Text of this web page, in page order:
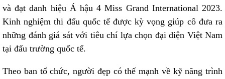
và đạt danh hiệu Á hậu 4 Miss Grand International 2023.
Kinh nghiệm thi đấu quốc tế được kỳ vọng giúp cô đưa ra
những đánh giá sát với tiêu chí lựa chọn đại diện Việt Nam
tại đấu trường quốc tế.
Theo ban tổ chức, người đẹp có thế mạnh về kỹ năng trình